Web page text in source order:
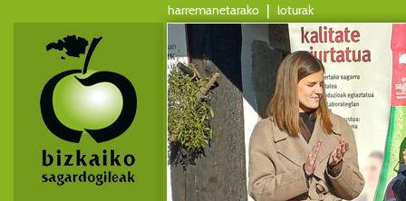
harremanetarako | loturak